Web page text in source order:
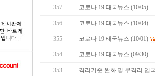
357 코로나 19 태국뉴스 (10/05)
356 코로나 19 태국뉴스 (10/04)
355 코로나 19 태국뉴스 (10/01)
354 코로나 19 태국뉴스 (09/30)
353 격리기준 완화 및 무격리 입